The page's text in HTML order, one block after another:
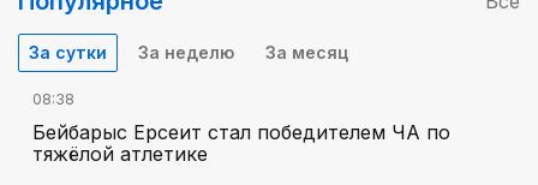
За сутки За неделю За месяц
08:38
Бейбарыс Ерсеит стал победителем ЧА по
тяжёлой атлетике